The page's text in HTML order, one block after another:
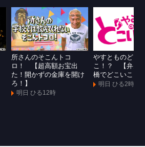
所さんのそこんトコ
ロ！ 【超高額お宝出
た！開かずの金庫を開け
ろ！】
明日 ひる12時
やすとものどこ
こ！？ 【弁天
橋でどこいこ！
明日 ひる2時